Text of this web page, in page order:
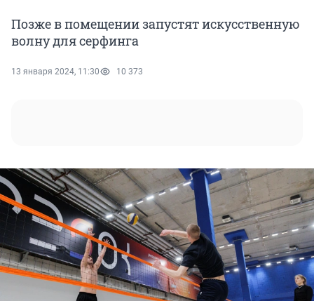
Позже в помещении запустят искусственную
волну для серфинга
13 января 2024, 11:30 10 373